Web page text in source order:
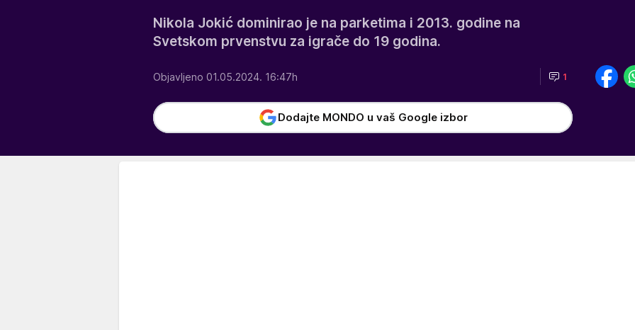
Nikola Jokić dominirao je na parketima i 2013. godine na
Svetskom prvenstvu za igrače do 19 godina.
Objavljeno 01.05.2024. 16:47h 1
Dodajte MONDO u vaš Google izbor